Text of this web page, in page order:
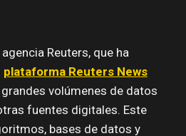
Reuters, que ha
plataforma Reuters News
volúmenes de datos
fuentes digitales. Este
bases de datos y